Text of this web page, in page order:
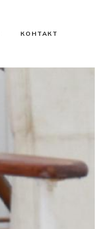
КОНТАКТ